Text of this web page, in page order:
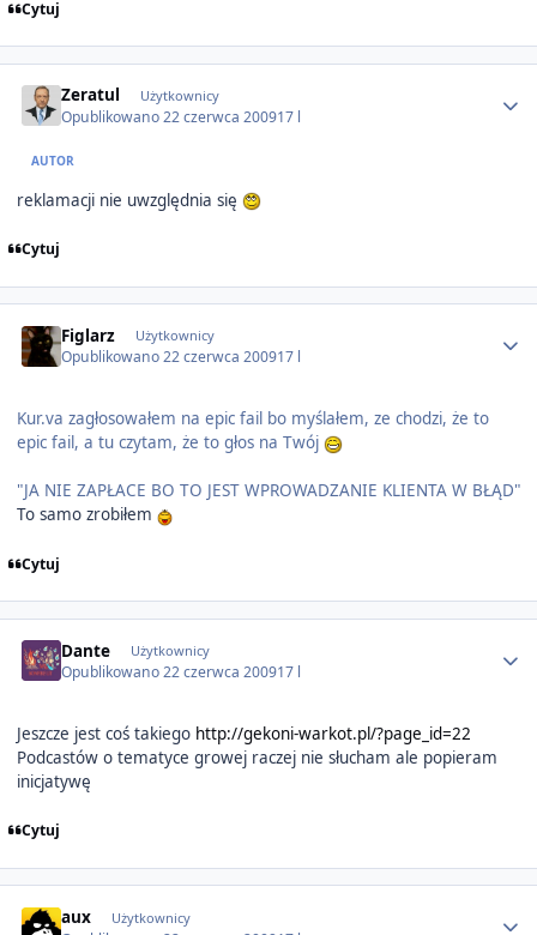
Cytuj
Zeratul Użytkownicy
Opublikowano22 czerwca 200917 l
AUTOR
reklamacji nie uwzględnia się
Cytuj
Figlarz Użytkownicy
Opublikowano22 czerwca 200917 l
Kur.va zagłosowałem na epic fail bo myślałem, ze chodzi, że to
epic fail, a tu czytam, że to głos na Twój
"JA NIE ZAPŁACE BO TO JEST WPROWADZANIE KLIENTA W BŁĄD"
To samo zrobiłem
Cytuj
Dante Użytkownicy
Opublikowano22 czerwca 200917 l
Jeszcze jest coś takiego http://gekoni-warkot.pl/?page_id=22
Podcastów o tematyce growej raczej nie słucham ale popieram
inicjatywę
Cytuj
aux Użytkownicy